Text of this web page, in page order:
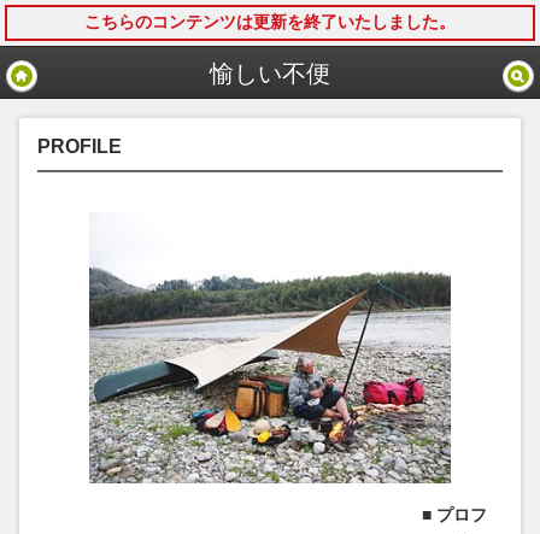
こちらのコンテンツは更新を終了いたしました。
愉しい不便
PROFILE
■ プロフ
モバイル PC